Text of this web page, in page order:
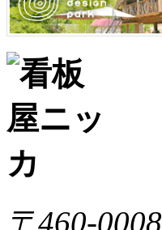
〒460-0008